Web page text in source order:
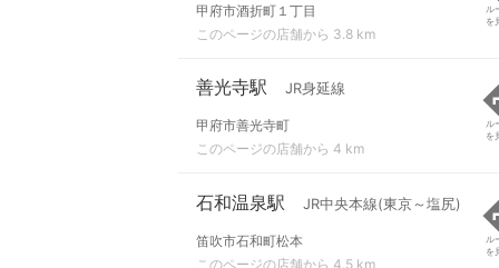
甲府市酒折町１丁目
このページの店舗から 3.8 km
ル
を
善光寺駅 JR身延線
甲府市善光寺町
このページの店舗から 4 km
ル
を
石和温泉駅 JR中央本線(東京～塩尻)
笛吹市石和町松本
このページの店舗から 4.5 km
ル
を